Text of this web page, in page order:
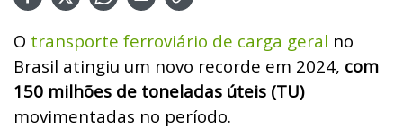
O transporte ferroviário de carga geral no
Brasil atingiu um novo recorde em 2024, com
150 milhões de toneladas úteis (TU)
movimentadas no período.